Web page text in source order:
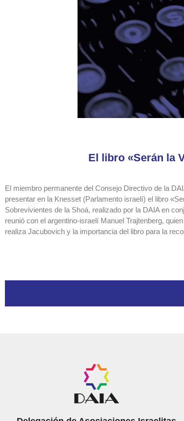
El libro «Serán la
El miembro permanente del Consejo Directivo de la
presentar en la Knesset (Parlamento israelí) el libro
Sobrevivientes de la Shoá, realizado por la DAIA en
reunió con el argentino-israelí Manuel Trajtenberg,
realiza Jacubovich y la importancia del libro para la